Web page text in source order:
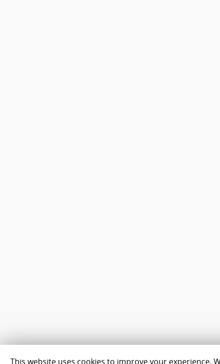
This website uses cookies to improve your experience.